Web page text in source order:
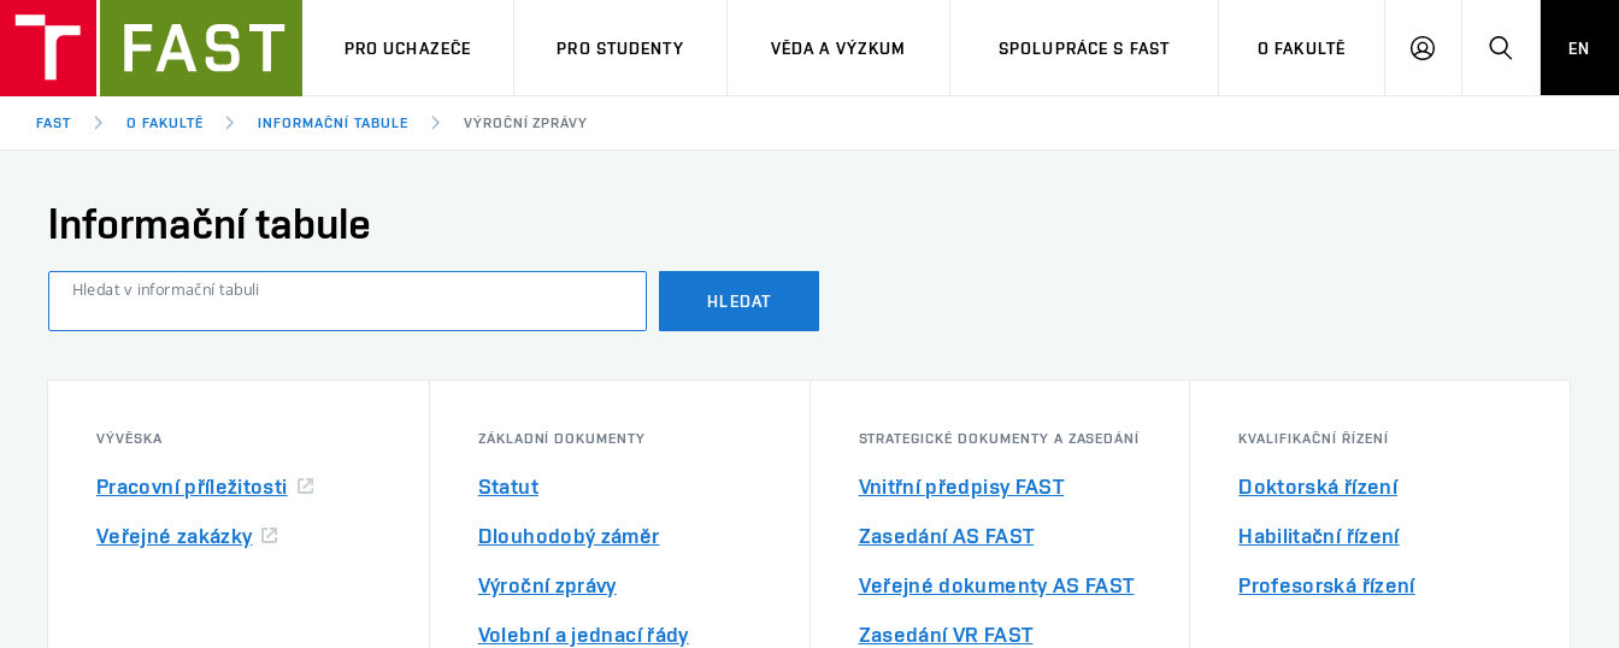
PRO UCHAZEČE PRO STUDENTY VĚDA A VÝZKUM SPOLUPRÁCE S FAST O FAKULTĚ
PŘIHLÁSITHLEDAT
EN
FAST O FAKULTĚ INFORMAČNÍ TABULE VÝROČNÍ ZPRÁVY
Informační tabule
Hledat v informační tabuli
HLEDAT
VÝVĚSKA
Pracovní příležitosti
Veřejné zakázky
ZÁKLADNÍ DOKUMENTY
Statut
Dlouhodobý záměr
Výroční zprávy
Volební a jednací řády
STRATEGICKÉ DOKUMENTY A ZASEDÁNÍ
Vnitřní předpisy FAST
Zasedání AS FAST
Veřejné dokumenty AS FAST
Zasedání VR FAST
KVALIFIKAČNÍ ŘÍZENÍ
Doktorská řízení
Habilitační řízení
Profesorská řízení